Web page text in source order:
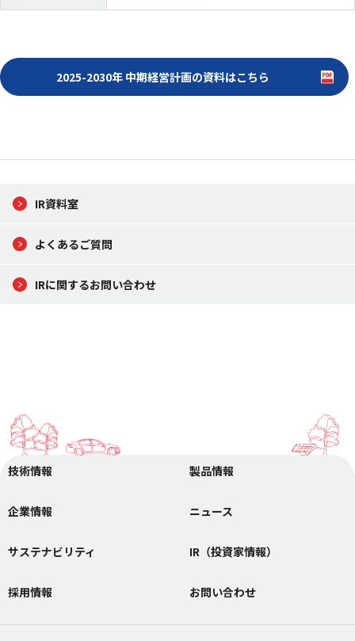
2025-2030年 中期経営計画の資料はこちら
IR資料室
よくあるご質問
IRに関するお問い合わせ
技術情報 製品情報
企業情報 ニュース
サステナビリティ IR（投資家情報）
採用情報 お問い合わせ